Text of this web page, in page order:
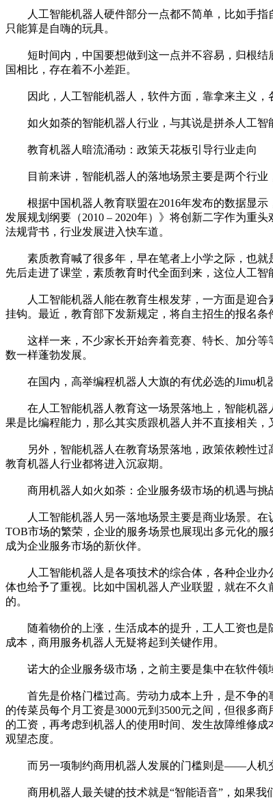
人工智能机器人硬件部分一点都不简单，比如手指
只能算是自嗨的玩具。
短时间内，中国要想做到这一点并不容易，归根结
国相比，存在着不小差距。
因此，人工智能机器人，软件方面，靠拿来主义，
如火如荼的智能机器人行业，与其说是拼杀人工智
教育机器人暗流涌动：政策天花板引导行业走向
目前来讲，智能机器人的落地场景主要是两个行业
根据中国机器人教育联盟在2016年发布的数据显示
发展规划纲要（2010 – 2020年）》将创新二字作为重
法规背书，行业发展进入快车道。
素质教育喊了很多年，早在笔者上小学之际，也就
先后走进了课堂，素质教育时代全面到来，这位人工
人工智能机器人能在教育生根发芽，一方面是迎合
挂钩。最近，教育部下发新规定，将自主招生的报名
这样一来，不少家长开始奔着竞赛、特长、加分等
数一样蓬勃发展。
在国内，高举编程机器人大旗的有优必选的Jimu机器
在人工智能机器人教育这一场景落地上，智能机器
果是比编程能力，那么其实质跟机器人并不直接相关，
另外，智能机器人在教育场景落地，政策依赖性过
教育机器人行业都将进入沉寂期。
商用机器人如火如荼：企业服务级市场的机遇与挑
人工智能机器人另一落地场景主要是商业场景。在
TOB市场的繁荣，企业的服务场景也展现出多元化的
成为企业服务市场的新伙伴。
人工智能机器人是各项技术的综合体，各种企业办
体也给予了重视。比如中国机器人产业联盟，就在不
的。
随着物价的上涨，生活成本的提升，工人工资也是
成本，商用服务机器人无疑将起到关键作用。
诺大的企业服务级市场，之前主要是集中在软件领
首先是价格门槛过高。劳动力成本上升，是不争的
的传菜员每个月工资是3000元到3500元之间，但很多
的工资，再考虑到机器人的使用时间、发生故障维修
观望态度。
而另一项制约商用机器人发展的门槛则是——人机
商用机器人最关键的技术就是“智能语音”，如果我